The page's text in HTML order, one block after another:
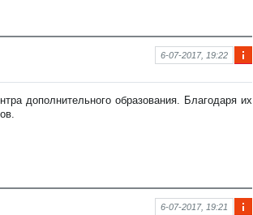
фо
аци
6-07-2017, 19:22
дополнительного образования. Благодаря их
6-07-2017, 19:21